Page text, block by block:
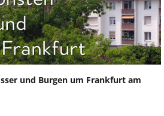
und Burgen um Frankfurt am